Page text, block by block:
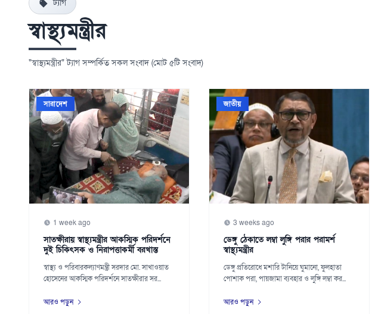
ট্যাগ
স্বাস্থ্যমন্ত্রীর
"স্বাস্থ্যমন্ত্রীর" ট্যাগ সম্পর্কিত সকল সংবাদ (মোট ৫টি সংবাদ)
সারাদেশ
1 week ago
সাতক্ষীরায় স্বাস্থ্যমন্ত্রীর আকস্মিক পরিদর্শনে
দুই চিকিৎসক ও নিরাপত্তাকর্মী বরখাস্ত
স্বাস্থ্য ও পরিবারকল্যাণমন্ত্রী সরদার মো. সাখাওয়াত
হোসেনের আকস্মিক পরিদর্শনে সাতক্ষীরার সর...
আরও পড়ুন
জাতীয়
3 weeks ago
ডেঙ্গু ঠেকাতে লম্বা লুঙ্গি পরার পরামর্শ
স্বাস্থ্যমন্ত্রীর
ডেঙ্গু প্রতিরোধে মশারি টানিয়ে ঘুমানো, ফুলহাতা
পোশাক পরা, পায়জামা ব্যবহার ও লুঙ্গি লম্বা কর...
আরও পড়ুন